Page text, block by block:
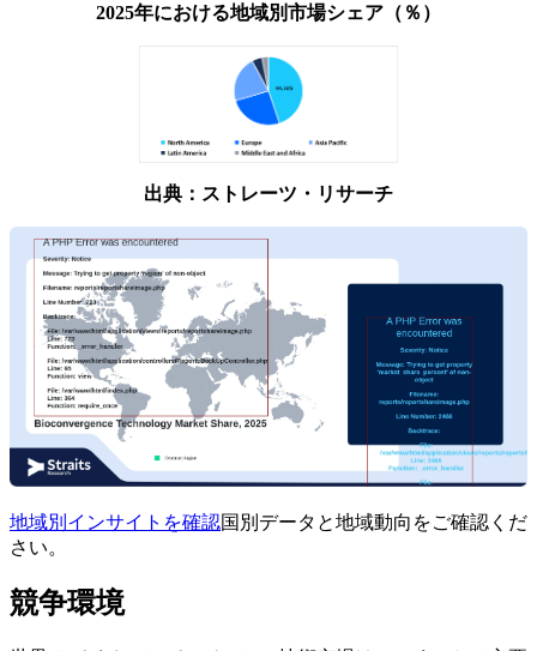
2025年における地域別市場シェア（％）
出典：ストレーツ・リサーチ
地域別インサイトを確認国別データと地域動向をご確認くだ
さい。
競争環境